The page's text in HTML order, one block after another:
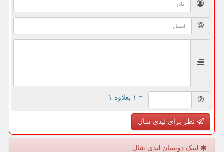
= ۱ بعلاوه ۱
نظر برای لیدی شال
لینک دوستان لیدی شال